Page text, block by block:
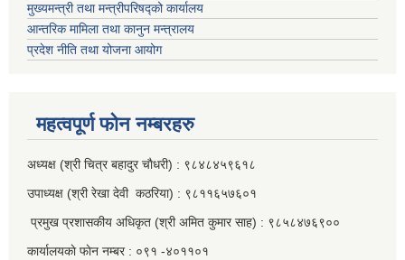
मुख्यमन्त्री तथा मन्त्रीपरिषद्को कार्यालय
आन्तरिक मामिला तथा कानुन मन्त्रालय
प्रदेश नीति तथा योजना आयोग
महत्वपूर्ण फाेन नम्बरहरु
अध्यक्ष (श्री चित्र बहादुर चाैधरी) : ९८४८४५९६१८
उपाध्यक्ष (श्री रेखा देवी कठरिया) : ९८११६५७६०१
प्रमुख प्रशासकीय अधिकृत (श्री अमित कुमार साह) : ९८५८४७६९००
कार्यालयकाे फाेन नम्बर : ०९१ -४०११०१